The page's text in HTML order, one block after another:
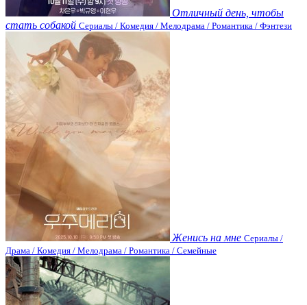
Отличный день, чтобы
стать собакой Сериалы / Комедия / Мелодрама / Романтика / Фэнтези
Женись на мне Сериалы /
Драма / Комедия / Мелодрама / Романтика / Семейные